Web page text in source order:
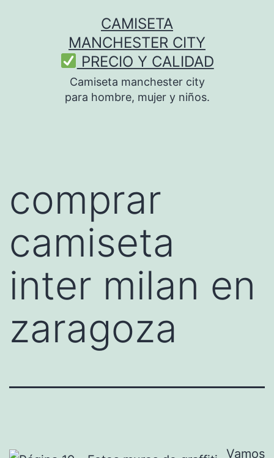
CAMISETA
MANCHESTER CITY
PRECIO Y CALIDAD
Camiseta manchester city
para hombre, mujer y niños.
comprar
camiseta
inter milan en
zaragoza
Vamos